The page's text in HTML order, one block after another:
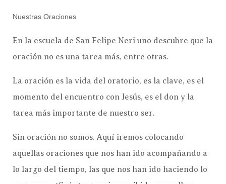
Nuestras Oraciones
En la escuela de San Felipe Neri uno descubre que la
oración no es una tarea más, entre otras.
La oración es la vida del oratorio, es la clave, es el
momento del encuentro con Jesús, es el don y la
tarea más importante de nuestro ser.
Sin oración no somos. Aquí iremos colocando
aquellas oraciones que nos han ido acompañando a
lo largo del tiempo, las que nos han ido haciendo lo